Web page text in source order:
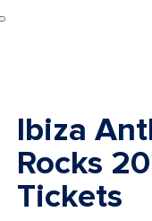
Ibiza
Rocks
Tickets